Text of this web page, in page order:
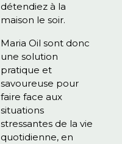
détendiez à la
maison le soir.
Maria Oil sont donc
une solution
pratique et
savoureuse pour
faire face aux
situations
stressantes de la vie
quotidienne, en